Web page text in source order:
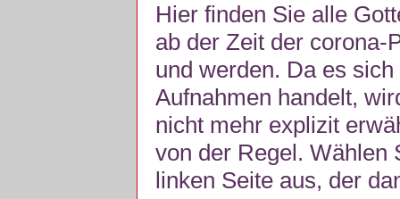
Hier finden Sie alle
ab der Zeit der corona-
und werden. Da es
Aufnahmen handelt,
nicht mehr explizit
von der Regel. Wählen
linken Seite aus, der